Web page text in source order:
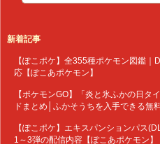
新着記事
【ぽこポケ】全355種ポケモン図鑑
応【ぽこあポケモン】
【ポケモンGO】「炎と氷ふかの日タ
ドまとめ│ふかそうちを入手できる無
【ぽこポケ】エキスパンションパス
1～3弾の配信内容【ぽこあポケモン】